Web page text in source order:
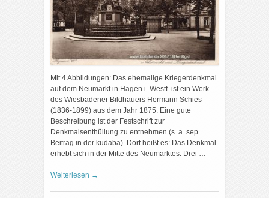
Mit 4 Abbildungen: Das ehemalige Kriegerdenkmal
auf dem Neumarkt in Hagen i. Westf. ist ein Werk
des Wiesbadener Bildhauers Hermann Schies
(1836-1899) aus dem Jahr 1875. Eine gute
Beschreibung ist der Festschrift zur
Denkmalsenthüllung zu entnehmen (s. a. sep.
Beitrag in der kudaba). Dort heißt es: Das Denkmal
erhebt sich in der Mitte des Neumarktes. Drei …
Weiterlesen →